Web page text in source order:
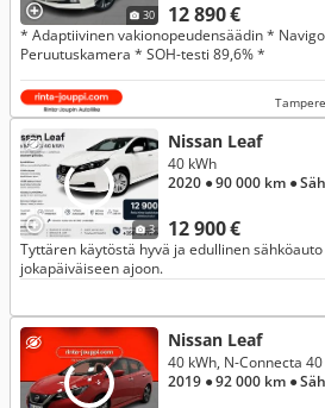
30 12 890 €
* Adaptiivinen vakionopeudensäädin *
Peruutuskamera * SOH-testi 89,6% *
3
Nissan Leaf
12 900 €
40 kWh
2020 ● 90 000 km ●
Tyttären käytöstä hyvä ja edullinen
jokapäiväiseen ajoon.
Nissan Leaf
40 kWh, N-Connecta 40
2019 ● 92 000 km ●